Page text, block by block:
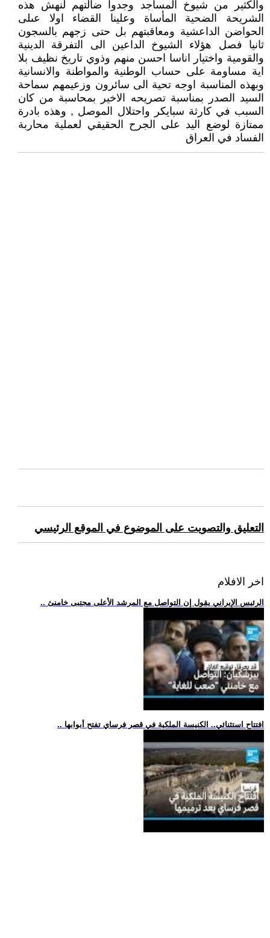
والكثير من شيوخ المساجد وجدوا ضالتهم لنهش هذه
الشريحة الضحية المأساة وعلينا القضاء اولا عىلى
الحواضن الداعشية ومعاقبتهم بل حتى زجهم بالسجون
ثانيا فصل هؤلاء الشيوخ الداعين الى التفرقة الدينية
والقومية واختيار اناسا احسن منهم وذوي تاريخ نظيف بلا
اية مساومة على حساب الوطنية والمواطنة والانسانية
وبهذه المناسبة اوجه تحية الى سائرون وزعيمهم سماحة
السيد الصدر بمناسبة تصريحه الاخير بمحاسبة من كان
السبب في كارثة سبايكر واحتلال الموصل , وهذه بادرة
ممتازة لوضع اليد على الجرح الحقيقي لعملية محاربة
الفساد في العراق
التعليق والتصويت على الموضوع في الموقع الرئيسي
اخر الافلام
.. الرئيس الإيراني يقول إن التواصل مع المرشد الأعلى مجتبى خامنئ
.. افتتاح استثنائي.. الكنيسة الملكية في قصر فرساي تفتح أبوابها